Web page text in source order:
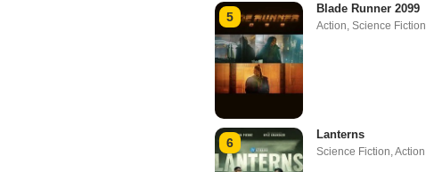
5
Blade Runner 2099
Action Science Fiction
6
Lanterns
Science Fiction Action